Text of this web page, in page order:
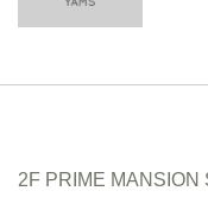
2F PRIME MANSION